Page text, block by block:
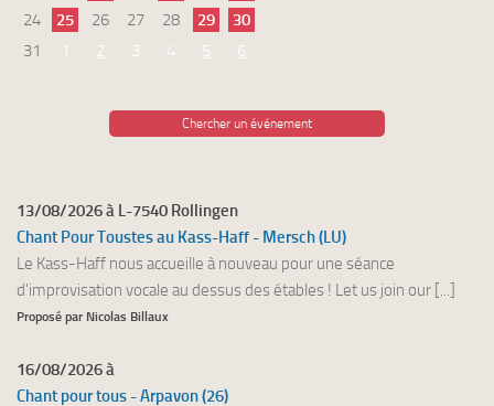
24
25 26 27 28 29
30
31
1 2 3 4 5 6
Chercher un événement
13/08/2026 à L-7540 Rollingen
Chant Pour Toustes au Kass-Haff - Mersch (LU)
Le Kass-Haff nous accueille à nouveau pour une séance
d'improvisation vocale au dessus des étables ! Let us join our [...]
Proposé par Nicolas Billaux
16/08/2026 à
Chant pour tous - Arpavon (26)